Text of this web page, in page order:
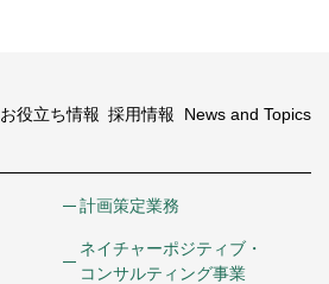
お役立ち情報 採用情報 News and Topics
計画策定業務
ネイチャーポジティブ・
コンサルティング事業